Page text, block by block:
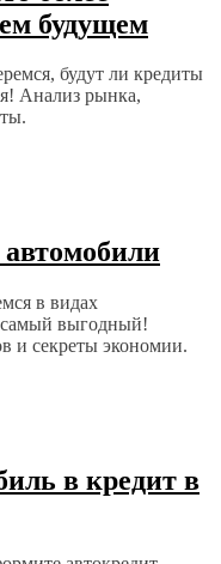
будущем
будут ли кредиты
Анализ рынка,
в видах
выгодный!
и секреты экономии.
в кредит в